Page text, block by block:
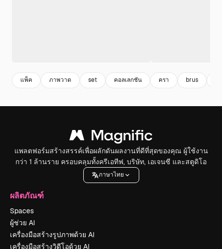
แพ็ค ภาพวาด set คอลเลกชัน ครา brus
แพลตฟอร์มสร้างสรรค์เพื่อผลักดันผลงานที่ดีที่สุดของคุณ ผู้ใช้งาน
กว่า 1 ล้านราย ครอบคลุมทั้งครีเอทีฟ, บริษัท, เอเจนซี และสตูดิโอ
ภาษาไทย
ผลิตภัณฑ์
Spaces
ผู้ช่วย AI
เครื่องมือสร้างรูปภาพด้วย AI
เครื่องมือสร้างวิดีโอด้วย AI